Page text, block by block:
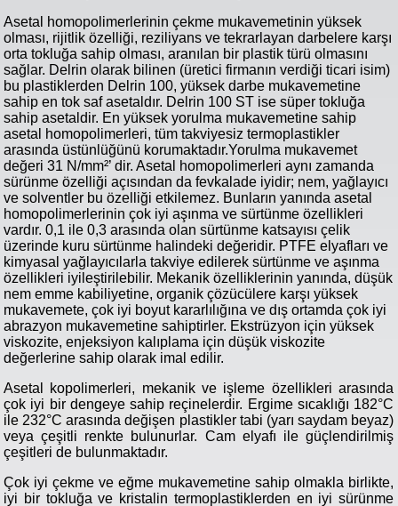
Asetal homopolimerlerinin çekme mukavemetinin yüksek
olması, rijitlik özelliği, reziliyans ve tekrarlayan darbelere karşı
orta tokluğa sahip olması, aranılan bir plastik türü olmasını
sağlar. Delrin olarak bilinen (üretici firmanın verdiği ticari isim)
bu plastiklerden Delrin 100, yüksek darbe mukavemetine
sahip en tok saf asetaldır. Delrin 100 ST ise süper tokluğa
sahip asetaldir. En yüksek yorulma mukavemetine sahip
asetal homopolimerleri, tüm takviyesiz termoplastikler
arasında üstünlüğünü korumaktadır.Yorulma mukavemet
değeri 31 N/mm²’ dir. Asetal homopolimerleri aynı zamanda
sürünme özelliği açısından da fevkalade iyidir; nem, yağlayıcı
ve solventler bu özelliği etkilemez. Bunların yanında asetal
homopolimerlerinin çok iyi aşınma ve sürtünme özellikleri
vardır. 0,1 ile 0,3 arasında olan sürtünme katsayısı çelik
üzerinde kuru sürtünme halindeki değeridir. PTFE elyafları ve
kimyasal yağlayıcılarla takviye edilerek sürtünme ve aşınma
özellikleri iyileştirilebilir. Mekanik özelliklerinin yanında, düşük
nem emme kabiliyetine, organik çözücülere karşı yüksek
mukavemete, çok iyi boyut kararlılığına ve dış ortamda çok iyi
abrazyon mukavemetine sahiptirler. Ekstrüzyon için yüksek
viskozite, enjeksiyon kalıplama için düşük viskozite
değerlerine sahip olarak imal edilir.
Asetal kopolimerleri, mekanik ve işleme özellikleri arasında
çok iyi bir dengeye sahip reçinelerdir. Ergime sıcaklığı 182°C
ile 232°C arasında değişen plastikler tabi (yarı saydam beyaz)
veya çeşitli renkte bulunurlar. Cam elyafı ile güçlendirilmiş
çeşitleri de bulunmaktadır.
Çok iyi çekme ve eğme mukavemetine sahip olmakla birlikte,
iyi bir tokluğa ve kristalin termoplastiklerden en iyi sürünme